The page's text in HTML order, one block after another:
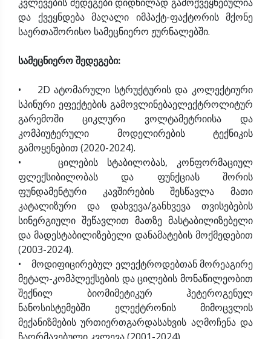
და ქვეყნდება მაღალი იმპაქტ-ფაქტორის მქონე
საერთაშორისო სამეცნიერო ჟურნალებში.
სამეცნიერო შედეგები:
• 2D ატომარული სტრუქტურის და კოლექტიური
სპინური ეფექტების გამოვლინებაელექტროლიტურ
გარემოში ციკლური ვოლტამეტრიისა და
კომპიუტერული მოდელირების ტექნიკის
გამოყენებით (2020-2024).
• ცილების სტაბილობას, კონფორმაციულ
ფლექსიბილობას და ფუნქციას შორის
ფუნდამენტური კავშირების შესწავლა მათი
კატალიზური და დახვევა/განხვევა თვისებების
სინერგიული შეწავლით მათზე მასტაბილიზებელი
და მადესტაბილიზებელი დანამატების მოქმედებით
(2003-2024).
• მოდიფიცირებულ ელექტროდებთან მორეაგირე
მეტალ-კომპლექსების და ცილების მონაწილეობით
შექნილ ბიომიმეტიკურ ჰეტეროგენულ
ნანოსისტემებში ელექტრონის მიმოცვლის
მექანიზმების ურთიერთგარდასახვის აღმოჩენა და